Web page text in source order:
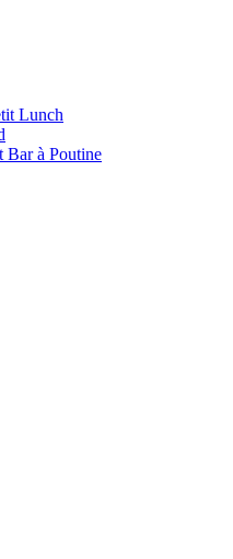
Lunch
Bar à Poutine